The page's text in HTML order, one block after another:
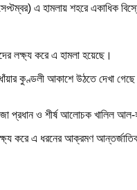
এ হামলায় শহরে একাধিক
লক্ষ্য করে এ হামলা হয়েছে।
ধোঁয়ার কুণ্ডলী আকাশে উঠতে
গাজা প্রধান ও শীর্ষ আলোচক
লক্ষ্য করে এ ধরনের আক্রমণ